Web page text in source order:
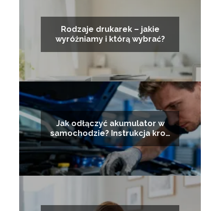
Rodzaje drukarek – jakie
wyróżniamy i którą wybrać?
Jak odłączyć akumulator w
samochodzie? Instrukcja krok
po kroku